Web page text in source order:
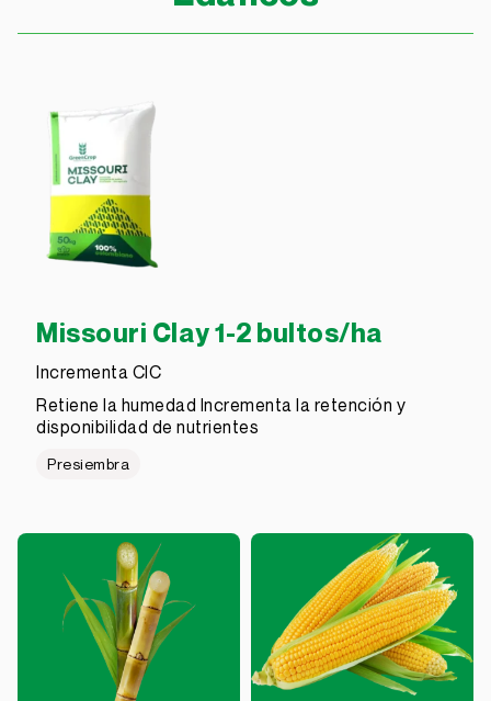
Missouri Clay 1-2 bultos/ha
Incrementa CIC
Retiene la humedad Incrementa la retención y
disponibilidad de nutrientes
Presiembra